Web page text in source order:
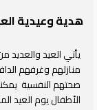
هدية وعيدية
يأتي العيد والعديد
منازلهم وغرفهم
صحتهم النفسية
الأطفال يوم العيد